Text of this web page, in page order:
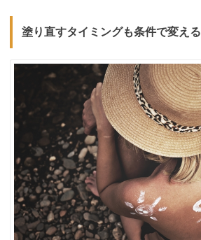
塗り直すタイミングも条件で変える